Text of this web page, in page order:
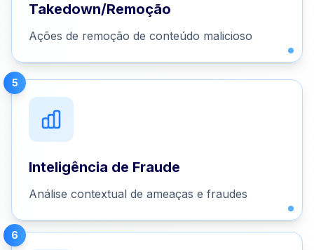
Takedown/Remoção
Ações de remoção de conteúdo malicioso
5
Inteligência de Fraude
Análise contextual de ameaças e fraudes
6